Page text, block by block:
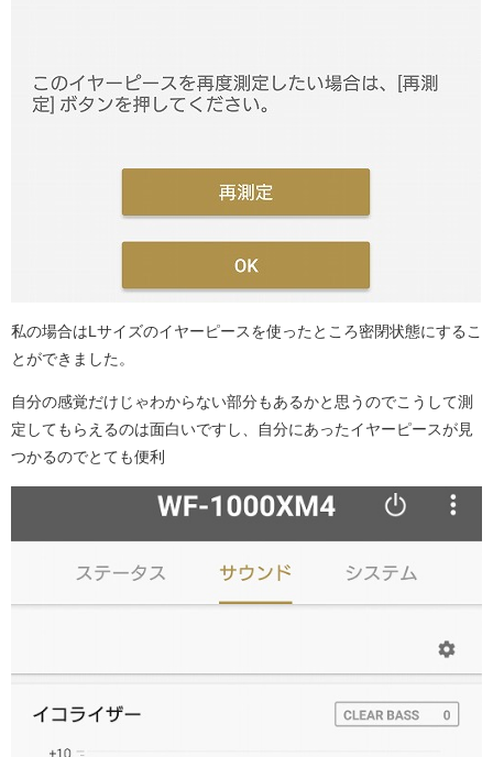
私の場合はLサイズのイヤーピースを使ったところ密閉状態にするこ
とができました。
自分の感覚だけじゃわからない部分もあるかと思うのでこうして測
定してもらえるのは面白いですし、自分にあったイヤーピースが見
つかるのでとても便利